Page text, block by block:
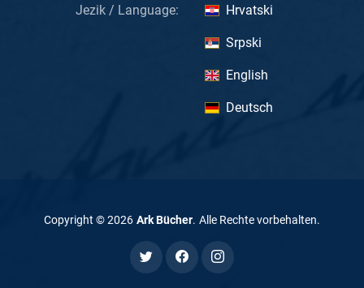
Jezik / Language: Hrvatski
Srpski
English
Deutsch
Copyright ©2026 Ark Bücher. Alle Rechte vorbehalten.